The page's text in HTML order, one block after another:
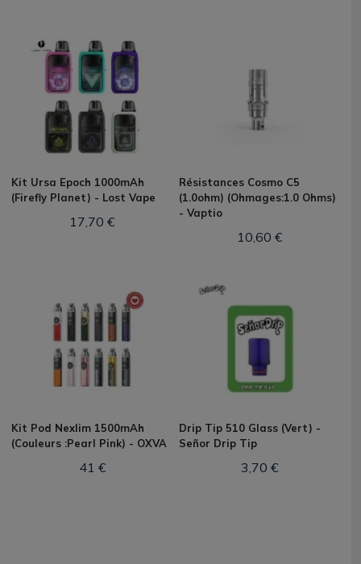
Kit Ursa Epoch 1000mAh
(Firefly Planet) - Lost Vape
17,70 €
Résistances Cosmo C5
(1.0ohm) (Ohmages:1.0 Ohms)
- Vaptio
10,60 €
Kit Pod Nexlim 1500mAh
(Couleurs :Pearl Pink) - OXVA
41 €
Drip Tip 510 Glass (Vert) -
Señor Drip Tip
3,70 €